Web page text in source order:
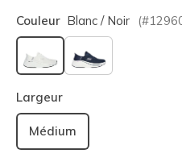
Couleur Blanc / Noir (#
sélectionné
Largeur
Médium